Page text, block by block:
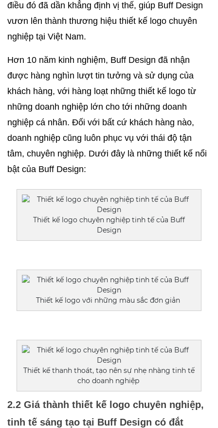
điều đó đã dần khẳng định vị thế, giúp Buff Design
vươn lên thành thương hiệu thiết kế logo chuyên
nghiệp tại Việt Nam.
Hơn 10 năm kinh nghiệm, Buff Design đã nhận
được hàng nghìn lượt tin tưởng và sử dụng của
khách hàng, với hàng loạt những thiết kế logo từ
những doanh nghiệp lớn cho tới những doanh
nghiệp cá nhân. Đối với bất cứ khách hàng nào,
doanh nghiệp cũng luôn phục vụ với thái độ tận
tâm, chuyên nghiệp. Dưới đây là những thiết kế nổi
bật của Buff Design:
Thiết kế logo chuyên nghiệp tinh tế của Buff
Design
Thiết kế logo với những màu sắc đơn giản
Thiết kế thanh thoát, tạo nên sự nhẹ nhàng tinh tế
cho doanh nghiệp
2.2 Giá thành thiết kế logo chuyên nghiệp,
tinh tế sáng tạo tại Buff Design có đắt